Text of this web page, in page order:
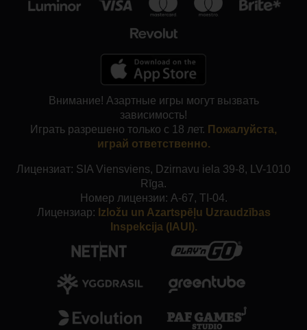
Внимание! Азартные игры могут вызвать
зависимость!
Играть разрешено только с 18 лет. Пожалуйста,
играй ответственно.
Лицензиат: SIA Viensviens, Dzirnavu iela 39-8, LV-1010
Rīga.
Номер лицензии: A-67, TI-04.
Лицензиар: Izložu un Azartspēļu Uzraudzības
Inspekcija (IAUI).